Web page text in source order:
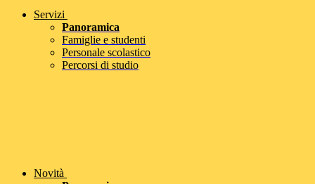
Servizi
Panoramica
Famiglie e studenti
Personale scolastico
Percorsi di studio
Novità